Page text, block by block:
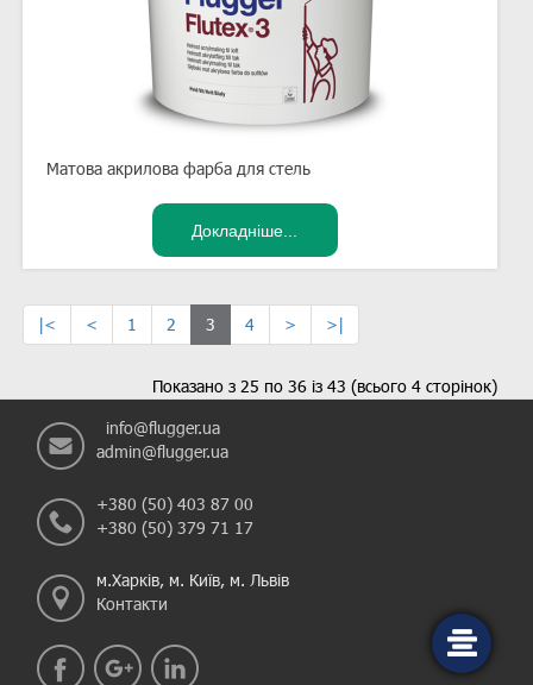
Матова акрилова фарба для стель
|< < 1 2 3 4 > >|
Показано з 25 по 36 із 43 (всього 4 сторінок)
info@flugger.ua
admin@flugger.ua
+380 (50) 403 87 00
+380 (50) 379 71 17
м.Харків, м. Київ, м. Львів
Контакти